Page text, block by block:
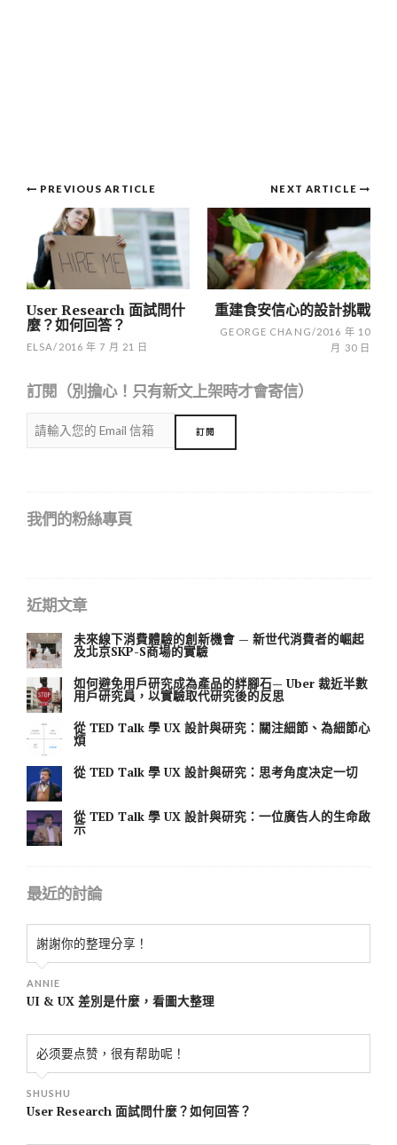
Post
navigation
NEXT ARTICLE
重建食安信心的設計挑戰
GEORGE CHANG/2016 年 10
月 30 日
PREVIOUS ARTICLE
User Research 面試問什
麼？如何回答？
ELSA/ 2016 年 7 月 21 日
訂閱（別擔心！只有新文上架時才會寄信）
我們的粉絲專頁
近期文章
未來線下消費體驗的創新機會 — 新世代消費者的崛起
及北京SKP-S商場的實驗
如何避免用戶研究成為產品的絆腳石— Uber 裁近半數
用戶研究員，以實驗取代研究後的反思
從 TED Talk 學 UX 設計與研究：關注細節、為細節心
煩
從 TED Talk 學 UX 設計與研究：思考角度决定一切
從 TED Talk 學 UX 設計與研究：一位廣告人的生命啟
示
最近的討論
謝謝你的整理分享！
ANNIE
UI & UX 差別是什麼，看圖大整理
必须要点赞，很有帮助呢！
SHUSHU
User Research 面試問什麼？如何回答？